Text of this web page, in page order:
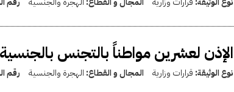
الإذن لعشرين مواطناً بالتجنس
نوع الوثيقة: قرارات وزارية المجال و القطاع: الهجرة والجنسية رقم